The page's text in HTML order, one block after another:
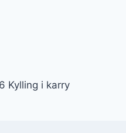
Kylling i karry